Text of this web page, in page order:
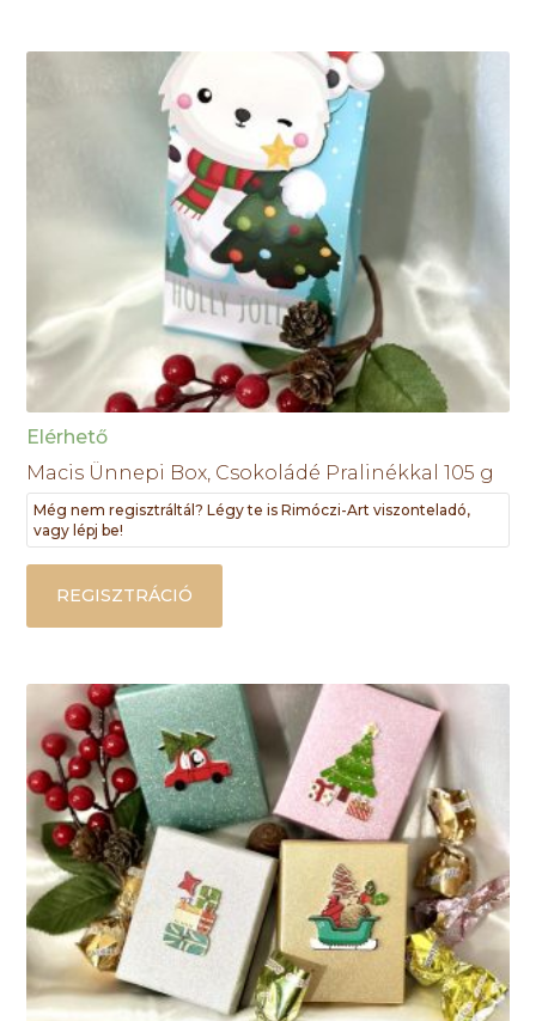
Elérhető
Macis Ünnepi Box, Csokoládé Pralinékkal 105 g
Még nem regisztráltál? Légy te is Rimóczi-Art viszonteladó,
vagy lépj be!
REGISZTRÁCIÓ